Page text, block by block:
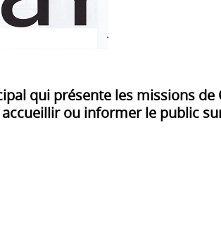
qui présente les missions de
ou informer le public